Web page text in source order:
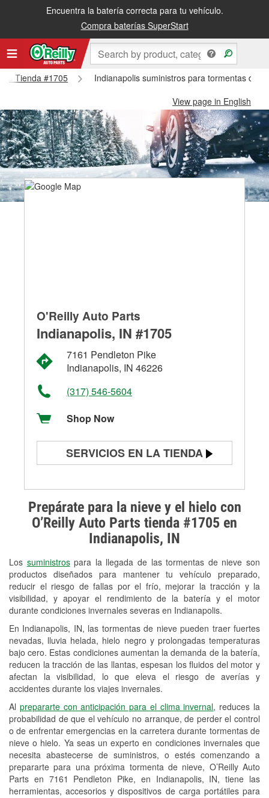
Encuentra la batería correcta para tu vehículo.
Compra baterías SuperStart
Tienda #1705
Indianapolis suministros para tormentas de
View page in English
Prepárate para la nieve y el hielo con
O’Reilly Auto Parts tienda #1705 en
Indianapolis, IN
Los suministrospara la llegada de las tormentas de nieve son
productos diseñados para mantener tu vehículo preparado,
reducir el riesgo de fallas por el frío, mejorar la tracción y la
visibilidad, y apoyar el rendimiento de la batería y el motor
durante condiciones invernales severas en Indianapolis.
En Indianapolis, IN, las tormentas de nieve pueden traer fuertes
nevadas, lluvia helada, hielo negro y prolongadas temperaturas
bajo cero. Estas condiciones aumentan la demanda de la batería,
reducen la tracción de las llantas, espesan los fluidos del motor y
afectan la visibilidad, lo que eleva el riesgo de averías y
accidentes durante los viajes invernales.
Al prepararte con anticipación para el clima invernal, reduces la
probabilidad de que el vehículo no arranque, de perder el control
o de enfrentar emergencias en la carretera durante tormentas de
nieve o hielo. Ya seas un experto en condiciones invernales que
necesita abastecerse de suministros, o estés comenzando a
prepararte para una próxima tormenta de nieve, O’Reilly Auto
Parts en 7161 Pendleton Pike, en Indianapolis, IN, tiene las
herramientas, accesorios y dispositivos de carga portátiles para
O'Reilly Auto Parts
Indianapolis, IN #1705
7161 Pendleton Pike
Indianapolis, IN 46226
(317) 546-5604
Shop Now
SERVICIOS EN LA TIENDA
Prueba de alternadores y
arrancadores
Revisión de la luz "Check Engine"
Reciclaje de baterías y aceite
Instalación de bombillas de faros
Instalación de limpiaparabrisas
Programa de Préstamo de
Herramientas
Mezcla de pinturas
Rectificación de tambores y discos de
freno
Snowstorm Supplies
Tornado Supplies
Conoce más